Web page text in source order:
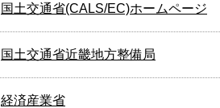
国土交通省(CALS/EC)ホームページ
国土交通省近畿地方整備局
経済産業省